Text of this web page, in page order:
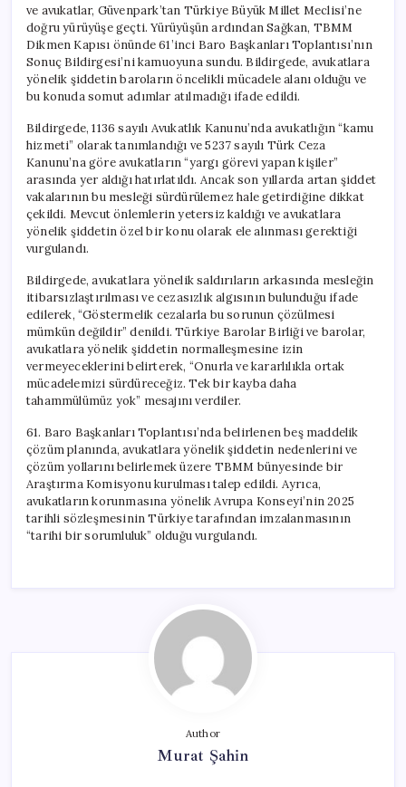
ve avukatlar, Güvenpark’tan Türkiye Büyük Millet Meclisi’ne
doğru yürüyüşe geçti. Yürüyüşün ardından Sağkan, TBMM
Dikmen Kapısı önünde 61’inci Baro Başkanları Toplantısı’nın
Sonuç Bildirgesi’ni kamuoyuna sundu. Bildirgede, avukatlara
yönelik şiddetin baroların öncelikli mücadele alanı olduğu ve
bu konuda somut adımlar atılmadığı ifade edildi.
Bildirgede, 1136 sayılı Avukatlık Kanunu’nda avukatlığın “kamu
hizmeti” olarak tanımlandığı ve 5237 sayılı Türk Ceza
Kanunu’na göre avukatların “yargı görevi yapan kişiler”
arasında yer aldığı hatırlatıldı. Ancak son yıllarda artan şiddet
vakalarının bu mesleği sürdürülemez hale getirdiğine dikkat
çekildi. Mevcut önlemlerin yetersiz kaldığı ve avukatlara
yönelik şiddetin özel bir konu olarak ele alınması gerektiği
vurgulandı.
Bildirgede, avukatlara yönelik saldırıların arkasında mesleğin
itibarsızlaştırılması ve cezasızlık algısının bulunduğu ifade
edilerek, “Göstermelik cezalarla bu sorunun çözülmesi
mümkün değildir” denildi. Türkiye Barolar Birliği ve barolar,
avukatlara yönelik şiddetin normalleşmesine izin
vermeyeceklerini belirterek, “Onurla ve kararlılıkla ortak
mücadelemizi sürdüreceğiz. Tek bir kayba daha
tahammülümüz yok” mesajını verdiler.
61. Baro Başkanları Toplantısı’nda belirlenen beş maddelik
çözüm planında, avukatlara yönelik şiddetin nedenlerini ve
çözüm yollarını belirlemek üzere TBMM bünyesinde bir
Araştırma Komisyonu kurulması talep edildi. Ayrıca,
avukatların korunmasına yönelik Avrupa Konseyi’nin 2025
tarihli sözleşmesinin Türkiye tarafından imzalanmasının
“tarihi bir sorumluluk” olduğu vurgulandı.
Author
Murat Şahin